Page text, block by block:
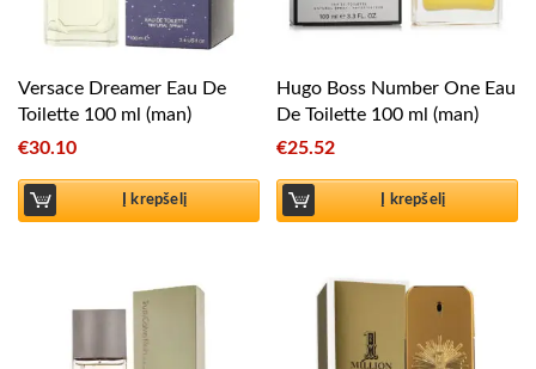
Versace Dreamer Eau De
Toilette 100 ml (man)
€30.10
Į krepšelį
Hugo Boss Number One Eau
De Toilette 100 ml (man)
€25.52
Į krepšelį